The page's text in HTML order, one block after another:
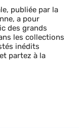
publiée par la
a pour
des grands
les collections
inédits
partez à la